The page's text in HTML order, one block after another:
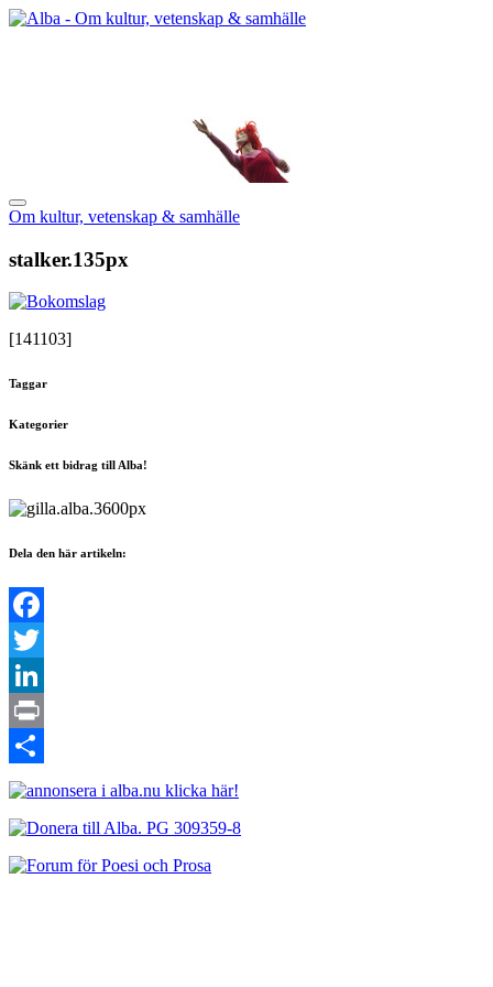
Om kultur, vetenskap & samhälle
stalker.135px
[141103]
Taggar
Kategorier
Skänk ett bidrag till Alba!
Dela den här artikeln:
Facebook
Twitter
LinkedIn
Print
Dela